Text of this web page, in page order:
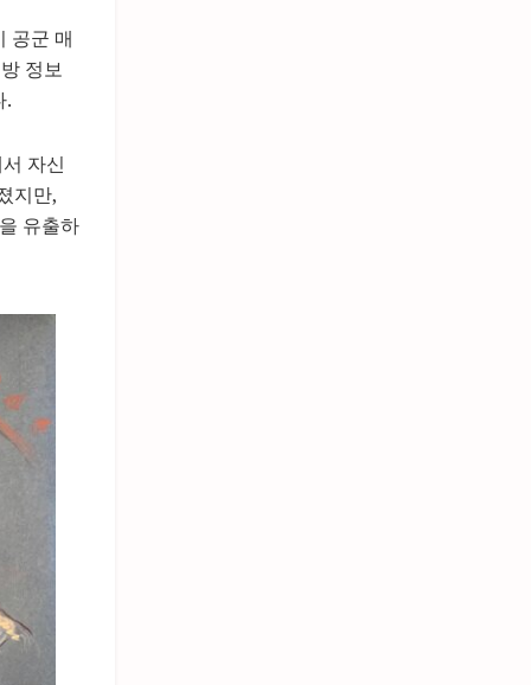
공군 매
정보
.
자신
지만,
유출하